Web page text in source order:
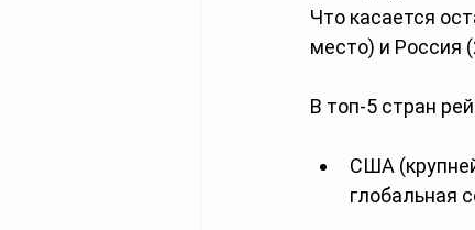
Что касается
место) и Россия
В топ-5 стран
США
глобальная